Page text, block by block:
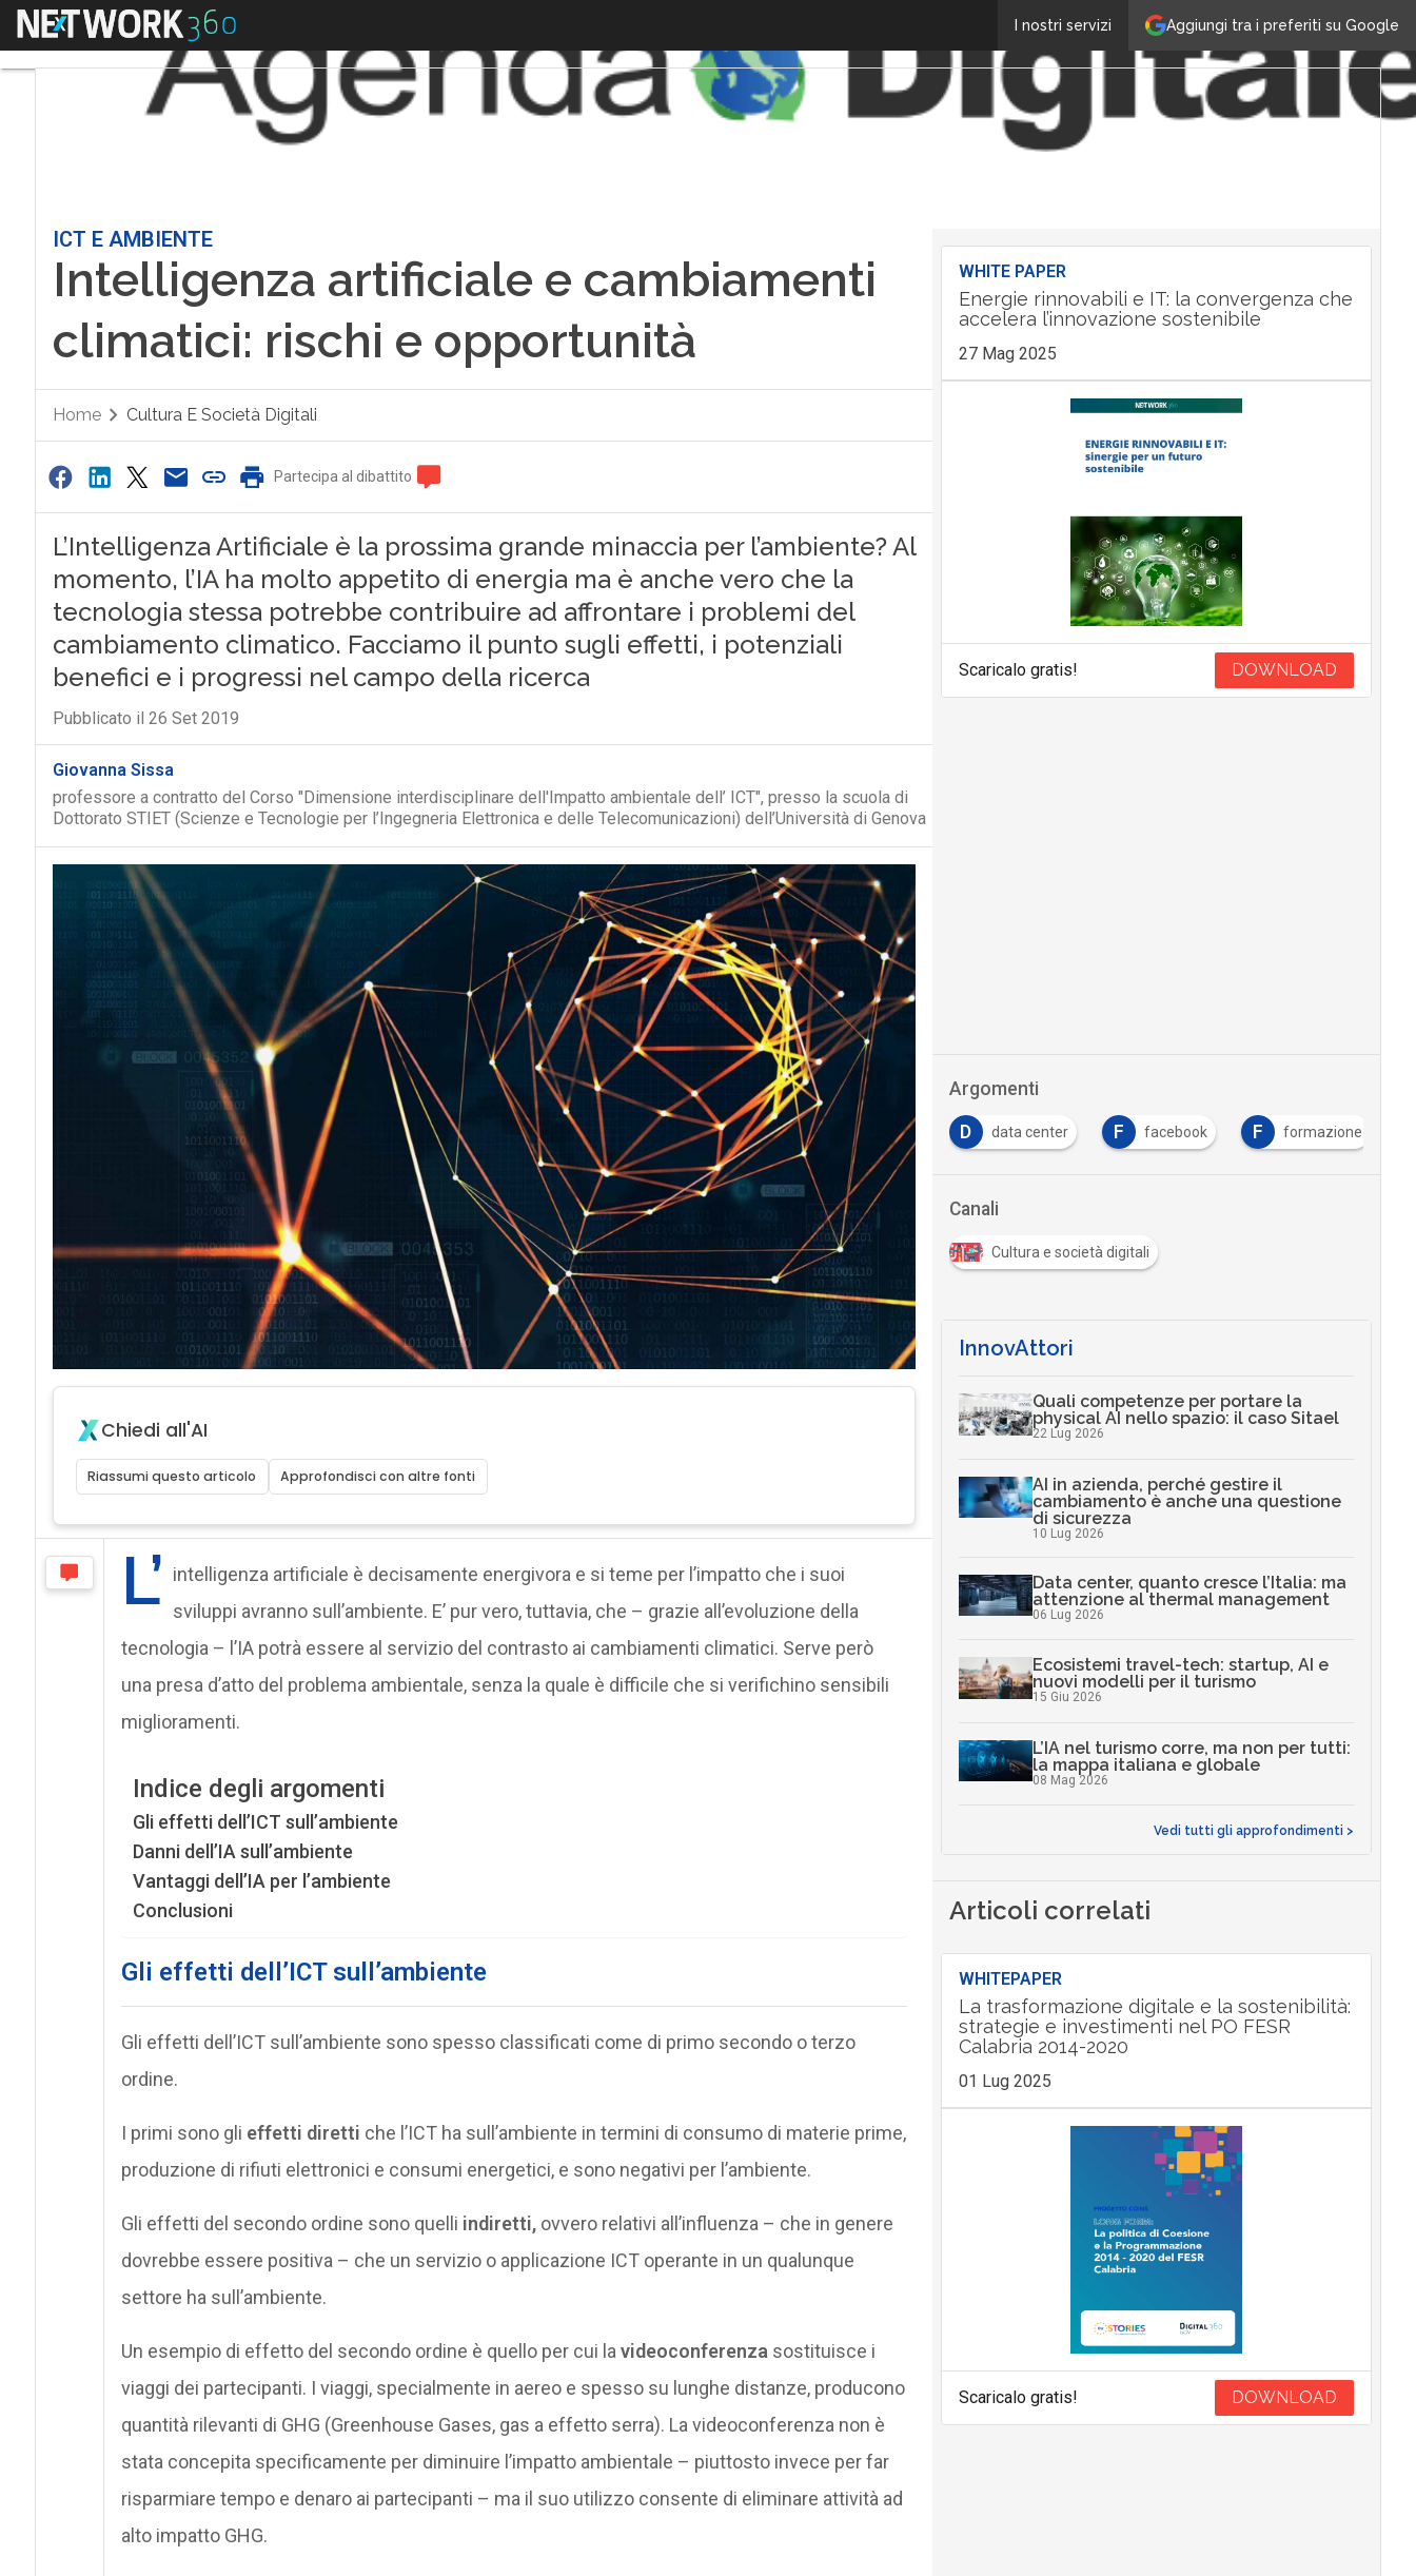
Aggiungi tra i preferiti su Google
I nostri servizi
Menu
ICT E AMBIENTE
Intelligenza artificiale e cambiamenti
climatici: rischi e opportunità
Home Cultura E Società Digitali
Partecipa al dibattito
L’Intelligenza Artificiale è la prossima grande minaccia per l’ambiente? Al
momento, l’IA ha molto appetito di energia ma è anche vero che la
tecnologia stessa potrebbe contribuire ad affrontare i problemi del
cambiamento climatico. Facciamo il punto sugli effetti, i potenziali
benefici e i progressi nel campo della ricerca
Pubblicato il 26 Set 2019
Giovanna Sissa
professore a contratto del Corso "Dimensione interdisciplinare dell'Impatto ambientale dell’ ICT", presso la scuola di
Dottorato STIET (Scienze e Tecnologie per l’Ingegneria Elettronica e delle Telecomunicazioni) dell’Università di Genova
Chiedi all'AI
Riassumi questo articolo Approfondisci con altre fonti
L’ intelligenza artificiale è decisamente energivora e si teme per l’impatto che i suoi
sviluppi avranno sull’ambiente. E’ pur vero, tuttavia, che – grazie all’evoluzione della
tecnologia – l’IA potrà essere al servizio del contrasto ai cambiamenti climatici. Serve però
una presa d’atto del problema ambientale, senza la quale è difficile che si verifichino sensibili
miglioramenti.
Indice degli argomenti
Gli effetti dell’ICT sull’ambiente
Danni dell’IA sull’ambiente
Vantaggi dell’IA per l’ambiente
Conclusioni
Gli effetti dell’ICT sull’ambiente
Gli effetti dell’ICT sull’ambiente sono spesso classificati come di primo secondo o terzo
ordine.
I primi sono gli effetti diretti che l’ICT ha sull’ambiente in termini di consumo di materie prime,
produzione di rifiuti elettronici e consumi energetici, e sono negativi per l’ambiente.
Gli effetti del secondo ordine sono quelli indiretti,ovvero relativi all’influenza – che in genere
dovrebbe essere positiva – che un servizio o applicazione ICT operante in un qualunque
settore ha sull’ambiente.
Un esempio di effetto del secondo ordine è quello per cui la videoconferenza sostituisce i
viaggi dei partecipanti. I viaggi, specialmente in aereo e spesso su lunghe distanze, producono
quantità rilevanti di GHG (Greenhouse Gases, gas a effetto serra). La videoconferenza non è
stata concepita specificamente per diminuire l’impatto ambientale – piuttosto invece per far
risparmiare tempo e denaro ai partecipanti – ma il suo utilizzo consente di eliminare attività ad
alto impatto GHG.
WHITE PAPER
Energie rinnovabili e IT: la convergenza che
accelera l’innovazione sostenibile
27 Mag 2025
Scaricalo gratis! DOWNLOAD
Argomenti
cloud D data center F facebook F formazione
Canali
Cultura e società digitali
InnovAttori
Quali competenze per portare la
physical AI nello spazio: il caso Sitael
22 Lug 2026
AI in azienda, perché gestire il
cambiamento è anche una questione
di sicurezza
10 Lug 2026
Data center, quanto cresce l’Italia: ma
attenzione al thermal management
06 Lug 2026
Ecosistemi travel-tech: startup, AI e
nuovi modelli per il turismo
15 Giu 2026
L’IA nel turismo corre, ma non per tutti:
la mappa italiana e globale
08 Mag 2026
Vedi tutti gli approfondimenti >
Articoli correlati
WHITEPAPER
La trasformazione digitale e la sostenibilità:
strategie e investimenti nel PO FESR
Calabria 2014-2020
01 Lug 2025
Scaricalo gratis! DOWNLOAD